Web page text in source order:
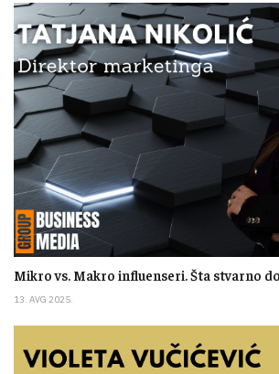
Mikro vs. Makro influenseri. Šta stvarno
13. AVG 2025.